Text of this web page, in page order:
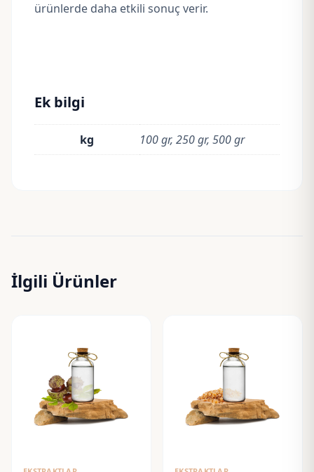
ürünlerde daha etkili sonuç verir.
Ek bilgi
kg 100 gr, 250 gr, 500 gr
İlgili Ürünler